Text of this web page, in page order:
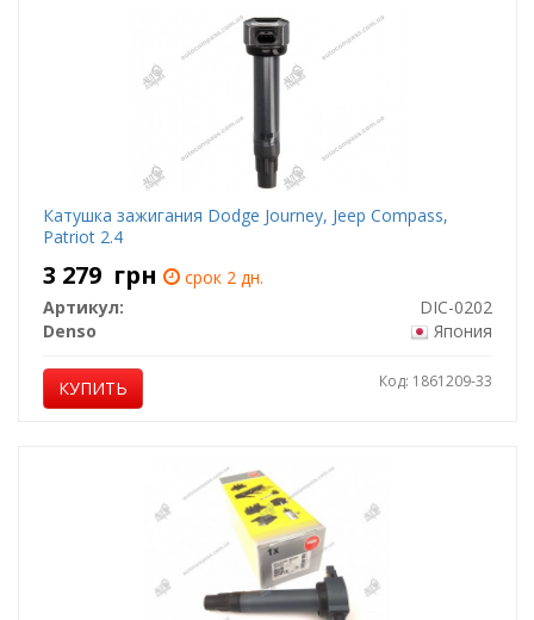
Катушка зажигания Dodge Journey, Jeep Compass,
Patriot 2.4
3 279 грн
срок 2 дн.
Артикул:
DIC-0202
Denso
Япония
КУПИТЬ Код: 1861209-33